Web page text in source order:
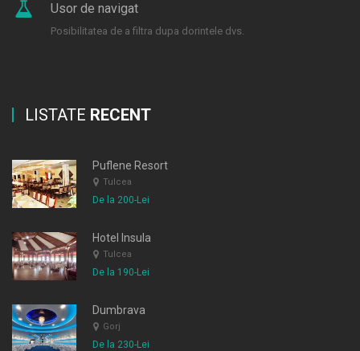
Usor de navigat
Posibilitatea de a filtra dupa dorintele dvs.
LISTATE RECENT
Puflene Resort
Tulcea
De la 200-Lei
Hotel Insula
Tulcea
De la 190-Lei
Dumbrava
Gorj
De la 230-Lei